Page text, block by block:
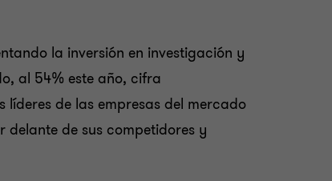
la inversión en investigación y
al 54% este año, cifra
líderes de las empresas del mercado
delante de sus competidores y